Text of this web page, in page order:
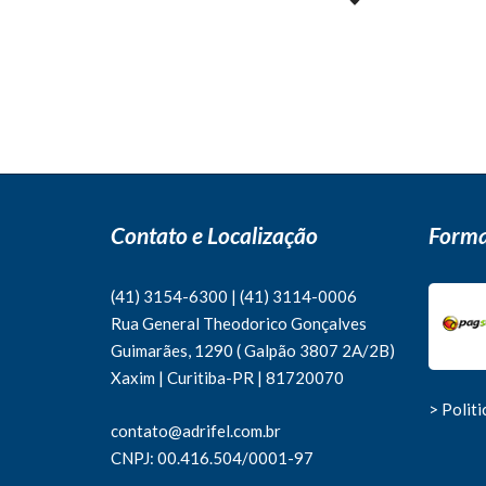
Contato e Localização
(41) 3154-6300 | (41) 3114-0006
Rua General Theodorico Gonçalves
Guimarães, 1290 ( Galpão 3807 2A/2B)
Xaxim | Curitiba-PR | 81720070
contato@adrifel.com.br
CNPJ: 00.416.504/0001-97
>